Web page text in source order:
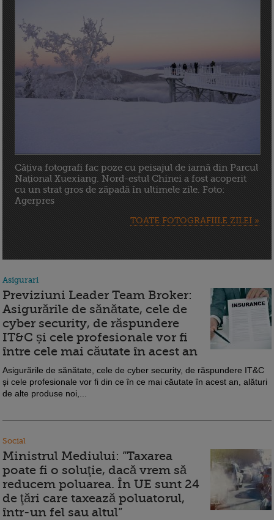
Câțiva fotografi fac poze cu peisajul de iarnă din Parcul
Național Xuexiang. Nord-estul Chinei a fost acoperit
cu un strat gros de zăpadă în ultimele zile. Foto:
Agerpres
TOATE FOTOGRAFIILE ZILEI »
Asigurari
Previziuni Leader Team Broker:
Asigurările de sănătate, cele de
cyber security, de răspundere
IT&C și cele profesionale vor fi
între cele mai căutate în acest an
Asigurările de sănătate, cele de cyber security, de răspundere IT&C
și cele profesionale vor fi din ce în ce mai căutate în acest an, alături
de alte produse noi,...
Social
Ministrul Mediului: ”Taxarea
poate fi o soluţie, dacă vrem să
reducem poluarea. În UE sunt 24
de ţări care taxează poluatorul,
într-un fel sau altul”